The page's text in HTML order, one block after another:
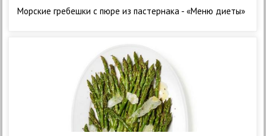
Морские гребешки с пюре из пастернака - «Меню диеты»